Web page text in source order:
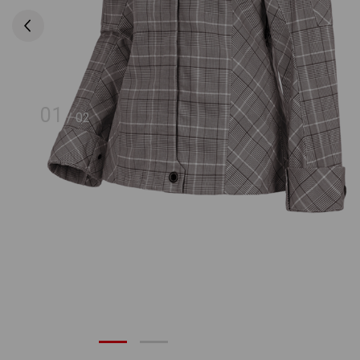
01 / 02